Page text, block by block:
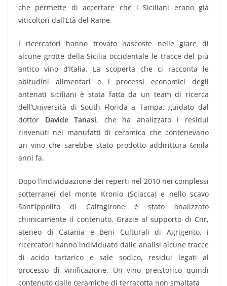
che permette di accertare che i Siciliani erano già
viticoltori dall’Età del Rame.
I ricercatori hanno trovato nascoste nelle giare di
alcune grotte della Sicilia occidentale le tracce del più
antico vino d’Italia. La scoperta che ci racconta le
abitudini alimentari e i processi economici degli
antenati siciliani è stata fatta da un team di ricerca
dell’Università di South Florida a Tampa, guidato dal
dottor Davide Tanasi, che ha analizzato i residui
rinvenuti nei manufatti di ceramica che contenevano
un vino che sarebbe stato prodotto addirittura 6mila
anni fa.
Dopo l’individuazione dei reperti nel 2010 nei complessi
sotterranei del monte Kronio (Sciacca) e nello scavo
Sant’Ippolito di Caltagirone è stato analizzato
chimicamente il contenuto. Grazie al supporto di Cnr,
ateneo di Catania e Beni Culturali di Agrigento, i
ricercatori hanno individuato dalle analisi alcune tracce
di acido tartarico e sale sodico, residui legati al
processo di vinificazione. Un vino preistorico quindi
contenuto dalle ceramiche di terracotta non smaltata